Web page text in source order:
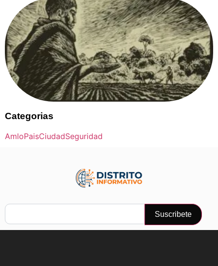
Categorias
AmloPaisCiudadSeguridad
Suscribete